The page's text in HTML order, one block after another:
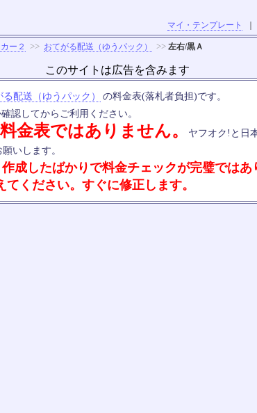
マイ・テンプレート
ー２ >> おてがる配送（ゆうパック） >> 左右/黒Ａ
このサイトは広告を含みます
る配送（ゆうパック）
の料金表(落札者負担)です。
認してからご利用ください。
金表ではありません。
ヤフオク!と日
いします。
成したばかりで料金チェックが完璧ではあ
ください。すぐに修正します。